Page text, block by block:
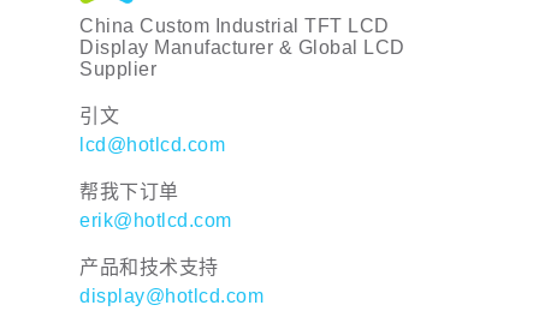
China Custom Industrial TFT LCD
Display Manufacturer & Global LCD
Supplier
引文
lcd@hotlcd.com
帮我下订单
erik@hotlcd.com
产品和技术支持
display@hotlcd.com